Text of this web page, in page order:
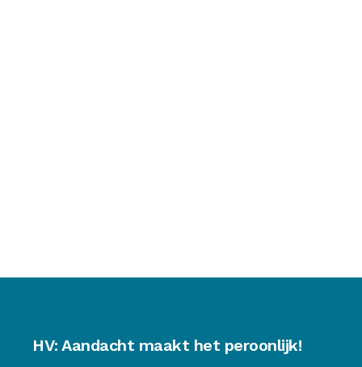
HV: Aandacht maakt het peroonlijk!